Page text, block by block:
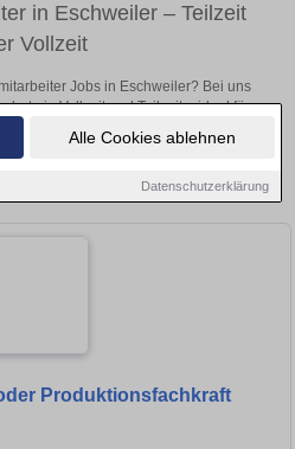
Alle Cookies ablehnen
Datenschutzerklärung
in Eschweiler – Teilzeit
Vollzeit
Jobs in Eschweiler? Bei uns
in Vollzeit und Teilzeit – ideal für
Sie jetzt neue Chancen in Ihrer
Stellen in Eschweiler!
Produktionsfachkraft